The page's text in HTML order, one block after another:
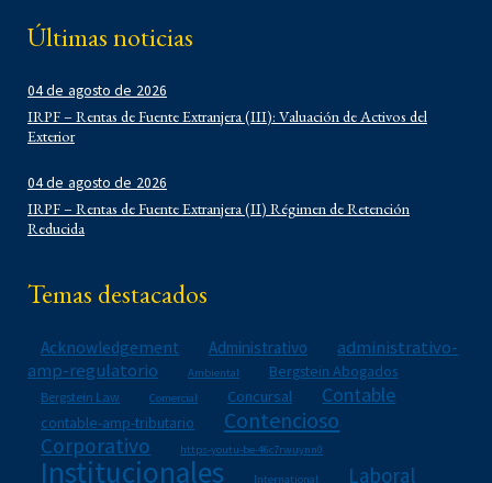
Corporativo
Derecho Administrativo
IFLR 1000
Institucionales
Laboral
Latin Lawyer 250
Legal 500
Migratorio
Notarial
Propiedad Intelectual
Reconocimientos
Regulatorio
Reporte Corporativo
Últimas noticias
04 de agosto de 2026
IRPF – Rentas de Fuente Extranjera (III): Valuación de Activos del
Exterior
04 de agosto de 2026
IRPF – Rentas de Fuente Extranjera (II) Régimen de Retención
Reducida
Temas destacados
Acknowledgement Administrativo
administrativo-
amp-regulatorio
Ambiental Bergstein Abogados
Bergstein Law Comercial Concursal Contable
contable-amp-tributario Contencioso
Corporativo https-youtu-be-46c7rwuynn0
Institucionales International Laboral